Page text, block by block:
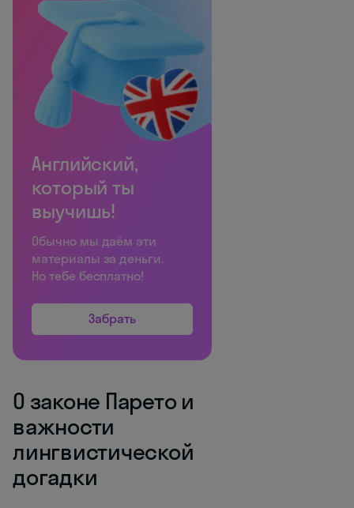
Английский,
который ты
выучишь!
Обычно мы даём эти
материалы за деньги.
Но тебе бесплатно!
Забрать
О законе Парето и
важности
лингвистической
догадки